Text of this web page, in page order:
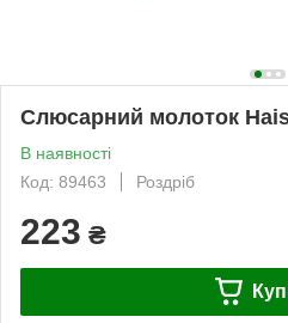
Слюсарний молоток
В наявності
Код: 89463
Роздріб
223 ₴